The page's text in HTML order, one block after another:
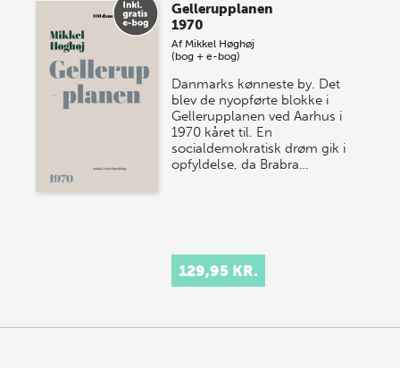
Gellerupplanen
1970
Af Mikkel Høghøj
(bog + e-bog)
Danmarks kønneste by. Det
blev de nyopførte blokke i
Gellerupplanen ved Aarhus i
1970 kåret til. En
socialdemokratisk drøm gik i
opfyldelse, da Brabra…
129,95 KR.